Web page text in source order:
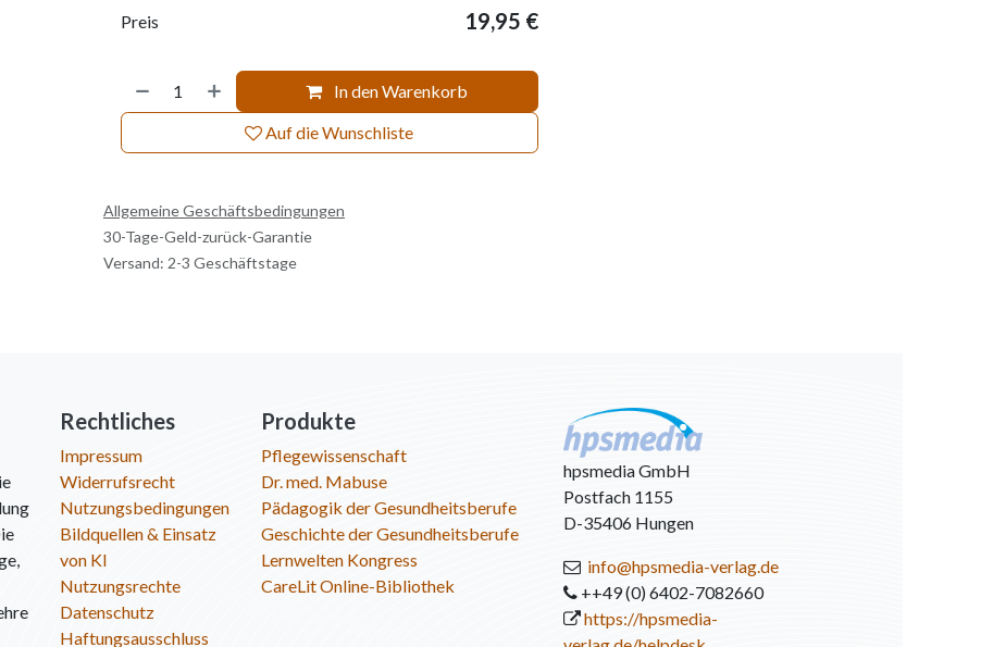
In den Warenkorb
Auf die Wunschliste
Preis 19,95 €
Allgemeine Geschäftsbedingungen
30-Tage-Geld-zurück-Garantie
Versand: 2-3 Geschäftstage
Rechtliches
Impressum
Widerrufsrecht
Nutzungsbedingungen
Bildquellen & Einsatz
von KI
Nutzungsrechte
Datenschutz
Haftungsausschluss
Produkte
Pflegewissenschaft
Dr. med. Mabuse
Pädagogik der Gesundheitsberufe
Geschichte der Gesundheitsberufe
Lernwelten Kongress
CareLit Online-Bibliothek
hpsmedia GmbH
Postfach 1155
D-35406 Hungen
info@hpsmedia-verlag.de
++49 (0) 6402-7082660
https://hpsmedia-